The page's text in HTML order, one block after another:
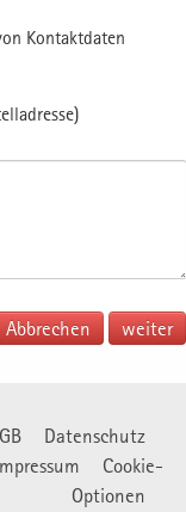
Kontaktdaten
Abbrechen
Datenschutz
Cookie-
Optionen